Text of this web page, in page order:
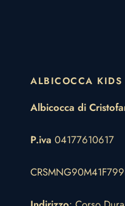
ALBICOCCA KIDS
Albicocca di
P.iva04177610617